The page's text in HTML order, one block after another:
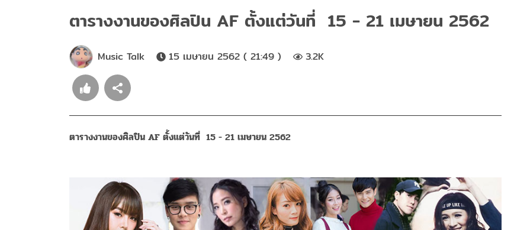
ตารางงานของศิลปิน AF ตั้งแต่วันที่ 15 - 21 เมษายน 2562
Music Talk 15 เมษายน 2562 ( 21:49 ) 3.2K
ตารางงานของศิลปิน AF ตั้งแต่วันที่ 15 - 21 เมษายน 2562